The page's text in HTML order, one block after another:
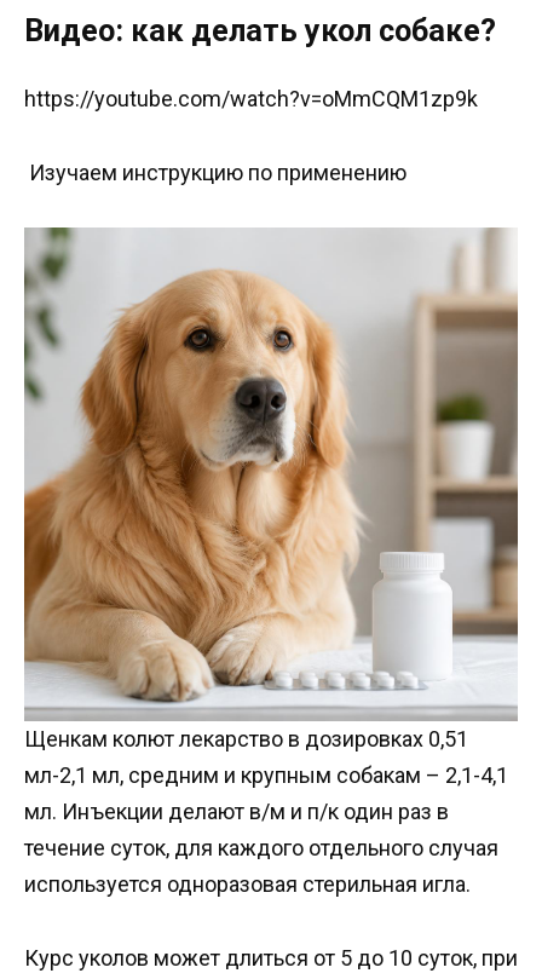
Видео: как делать укол собаке?
https://youtube.com/watch?v=oMmCQM1zp9k
Изучаем инструкцию по применению
Щенкам колют лекарство в дозировках 0,51
мл-2,1 мл, средним и крупным собакам – 2,1-4,1
мл. Инъекции делают в/м и п/к один раз в
течение суток, для каждого отдельного случая
используется одноразовая стерильная игла.
Курс уколов может длиться от 5 до 10 суток, при